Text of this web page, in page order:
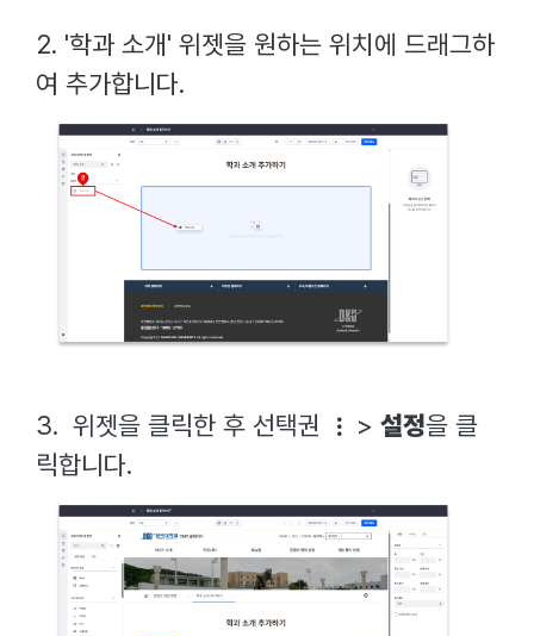
2. '학과 소개' 위젯을 원하는 위치에 드래그하
여 추가합니다.
3. 위젯을 클릭한 후 선택권 > 설정을 클
릭합니다.